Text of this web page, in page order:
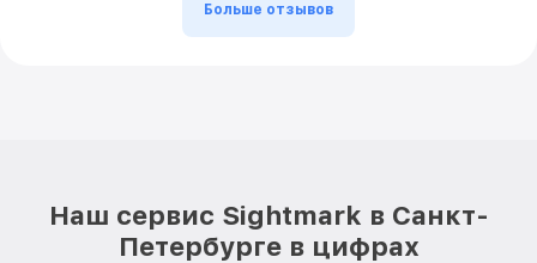
Больше отзывов
Наш сервис Sightmark в Санкт-
Петербурге в цифрах